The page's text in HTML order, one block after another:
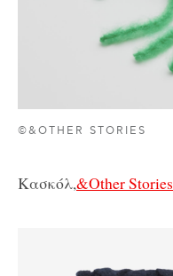
©&OTHER STORIES
Κασκόλ,&Other Stories